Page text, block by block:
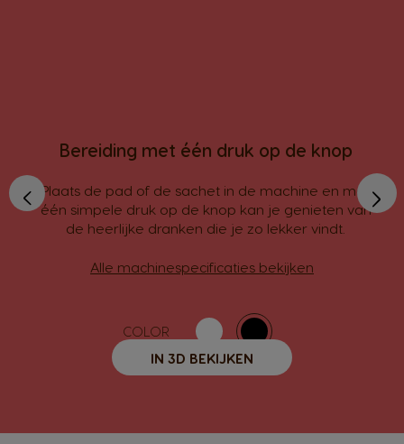
Bereiding met één druk op de knop
Plaats de pad of de sachet in de machine en met
één simpele druk op de knop kan je genieten van
de heerlijke dranken die je zo lekker vindt.
Alle machinespecificaties bekijken
COLOR
IN 3D BEKIJKEN
‹ ›